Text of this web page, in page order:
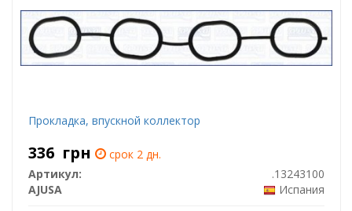
Прокладка, впускной коллектор
336 грн
срок 2 дн.
Артикул:
.13243100
AJUSA
Испания